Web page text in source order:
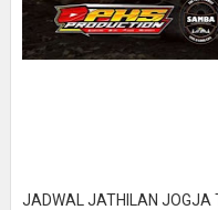
JADWAL JATHILAN JOGJA